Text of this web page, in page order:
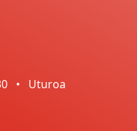
• Uturoa